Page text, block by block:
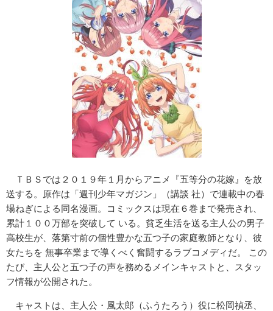
ＴＢＳでは２０１９年１月からアニメ『五等分の花嫁』を放
送する。原作は「週刊少年マガジン」（講談 社）で連載中の春
場ねぎによる同名漫画。コミックスは現在６巻まで発売され、
累計１００万部を突破して いる。貧乏生活を送る主人公の男子
高校生が、落第寸前の個性豊かな五つ子の家庭教師となり、彼
女たちを 無事卒業まで導くべく奮闘するラブコメディだ。 この
たび、主人公と五つ子の声を務めるメインキャストと、スタッ
フ情報が公開された。
キャストは、主人公・風太郎（ふうたろう）役に松岡禎丞、